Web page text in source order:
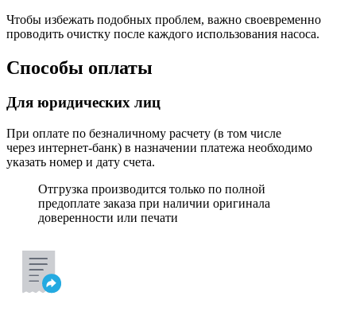
Чтобы избежать подобных проблем, важно своевременно
проводить очистку после каждого использования насоса.
Способы оплаты
Для юридических лиц
При оплате по безналичному расчету (в том числе
через интернет-банк) в назначении платежа необходимо
указать номер и дату счета.
Отгрузка производится только по полной
предоплате заказа при наличии оригинала
доверенности или печати